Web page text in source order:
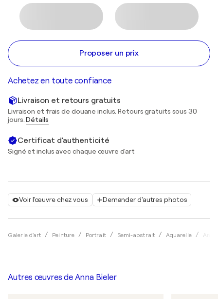
Voir l'œuvre chez vous Demander d'autres photos
Galerie d'art Peinture Portrait Semi-abstrait Aquarelle
Proposer un prix
Achetez en toute confiance
Livraison et retours gratuits
Livraison et frais de douane inclus. Retours gratuits sous 30
jours.Détails
Certificat d'authenticité
Signé et inclus avec chaque œuvre d'art
Autres œuvres de Anna Bieler